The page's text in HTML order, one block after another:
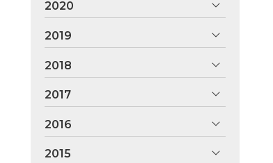
2020
2019
2018
2017
2016
2015